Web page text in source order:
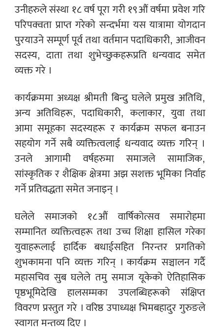
उनीहरुले संस्था १८ वर्ष पूरा गरी १९औं वर्षमा प्रवेश गरि
परिपक्वता प्राप्त गरेको सन्दर्भमा यस यात्रामा योगदान
पुरयाउने सम्पूर्ण पूर्व तथा वर्तमान पदाधिकारी, आजीवन
सदस्य, दाता तथा शुभेच्छुकहरूप्रति धन्यवाद समेत
व्यक्त गरे ।
कार्यक्रममा अध्यक्ष श्रीमती बिन्दु घलेले प्रमुख अतिथि,
अन्य अतिथिहरू, पदाधिकारी, कलाकार, युवा तथा
आमा समूहका सदस्यहरू र कार्यक्रम सफल बनाउन
सहयोग गर्ने सबै व्यक्तित्वलाई धन्यवाद व्यक्त गरिन् ।
उनले आगामी वर्षहरुमा समाजले सामाजिक,
सांस्कृतिक र शैक्षिक क्षेत्रमा अझ सशक्त भूमिका निर्वाह
गर्ने प्रतिवद्धता समेत जनाइन् ।
घलेले समाजको १८औं वार्षिकोत्सव समारोहमा
सम्मानित व्यक्तित्वहरू तथा उच्च शिक्षा हासिल गरेका
युवाहरूलाई हार्दिक बधाईसहित निरन्तर प्रगतिको
शुभकामना पनि व्यक्त गरिन् । कार्यक्रम सञ्चालन गर्दै
महासचिव सुब घलेले तमु समाज यूकेको ऐतिहासिक
पृष्ठभूमिदेखि हालसम्मका उपलब्धिहरूको संक्षिप्त
विवरण प्रस्तुत गरे । वरिष्ठ उपाध्यक्ष भिमबहादुर गुरुङले
स्वागत मन्तव्य दिए ।